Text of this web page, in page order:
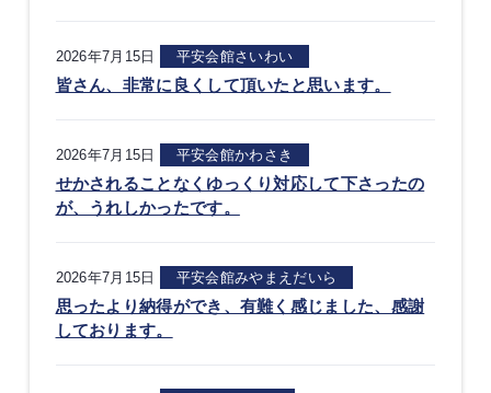
2026年7月15日 平安会館さいわい
皆さん、非常に良くして頂いたと思います。
2026年7月15日 平安会館かわさき
せかされることなくゆっくり対応して下さったの
が、うれしかったです。
2026年7月15日 平安会館みやまえだいら
思ったより納得ができ、有難く感じました、感謝
しております。